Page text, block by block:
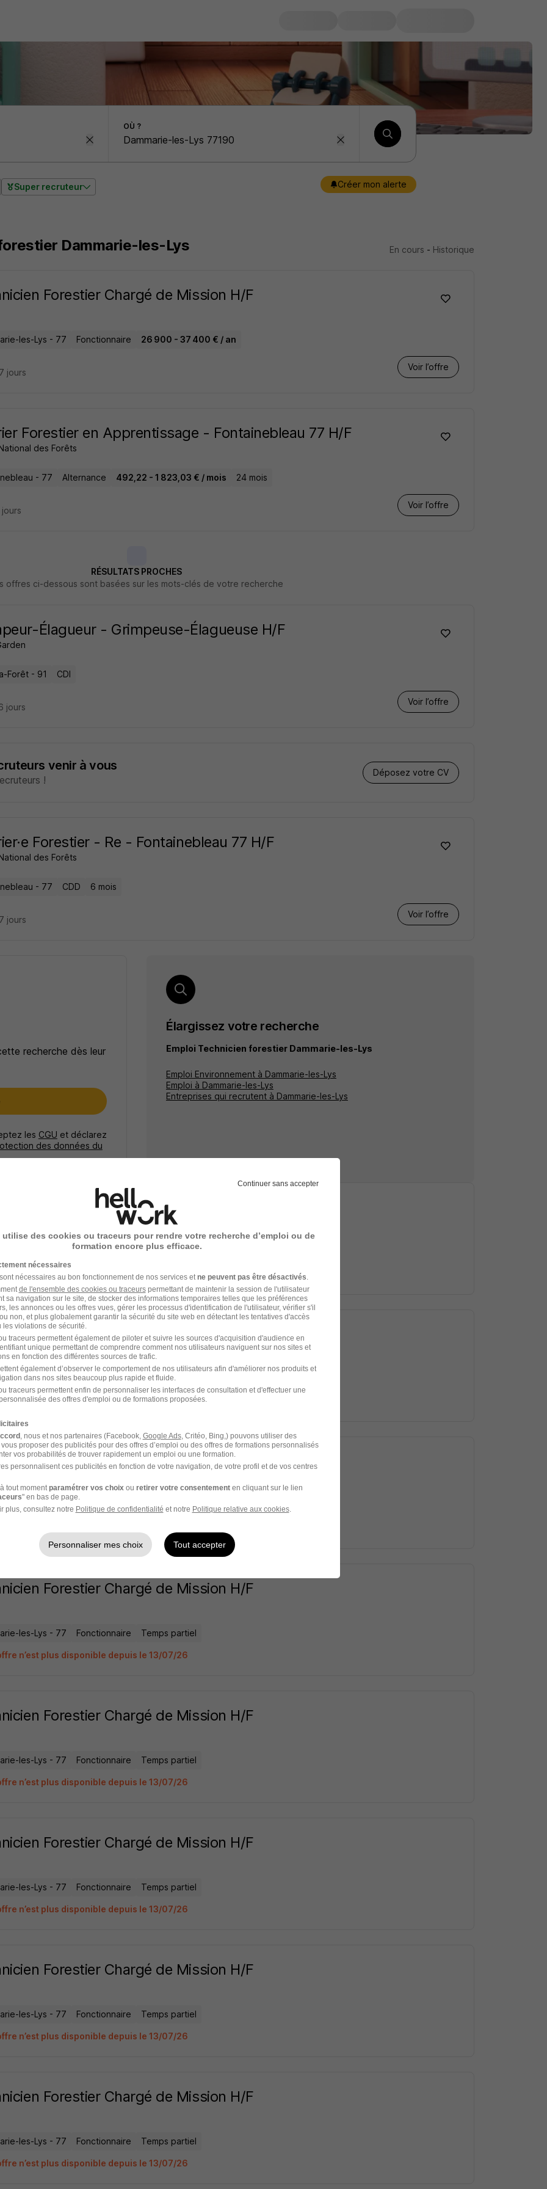
OÙ ?
Super recruteur Créer mon alerte
Dammarie-les-Lys En cours - Historique
Forestier Chargé de Mission H/F
les-Lys - 77 Fonctionnaire 26 900 - 37 400 € / an
Voir l’offre
jours
Forestier en Apprentissage - Fontainebleau 77 H/F
des Forêts
- 77 Alternance 492,22 - 1 823,03 € / mois 24 mois
Voir l’offre
RÉSULTATS PROCHES
offres ci-dessous sont basées sur les mots-clés de votre recherche
Élagueur - Grimpeuse-Élagueuse H/F
Forêt - 91 CDI
Voir l’offre
jours
venir à vous
!
Déposez votre CV
Forestier - Re - Fontainebleau 77 H/F
des Forêts
- 77 CDD 6 mois
Voir l’offre
jours
recherche dès leur
les CGU et déclarez
des données du
Élargissez votre recherche
Emploi Technicien forestier Dammarie-les-Lys
Emploi Environnement à Dammarie-les-Lys
Emploi à Dammarie-les-Lys
Entreprises qui recrutent à Dammarie-les-Lys
Forestier Chargé de Mission H/F
Fonctionnaire Temps partiel
n’est plus disponible depuis le 13/07/26
Forestier Chargé de Mission H/F
les-Lys - 77 Fonctionnaire Temps partiel
n’est plus disponible depuis le 13/07/26
Forestier Chargé de Mission H/F
les-Lys - 77 Fonctionnaire Temps partiel
Forestier Chargé de Mission H/F
les-Lys - 77 Fonctionnaire Temps partiel
n’est plus disponible depuis le 13/07/26
Forestier Chargé de Mission H/F
les-Lys - 77 Fonctionnaire Temps partiel
n’est plus disponible depuis le 13/07/26
Forestier Chargé de Mission H/F
les-Lys - 77 Fonctionnaire Temps partiel
n’est plus disponible depuis le 13/07/26
Forestier Chargé de Mission H/F
les-Lys - 77 Fonctionnaire Temps partiel
n’est plus disponible depuis le 13/07/26
Forestier Chargé de Mission H/F
les-Lys - 77 Fonctionnaire Temps partiel
n’est plus disponible depuis le 13/07/26
Continuer sans accepter
utilise des cookies ou traceurs pour rendre votre recherche d’emploi ou de
formation encore plus efficace.
nécessaires
nécessaires au bon fonctionnement de nos services et ne peuvent pas être désactivés
de l'ensemble des cookies ou traceurspermettant de maintenir la session de l'utilisateur
sa navigation sur le site, de stocker des informations temporaires telles que les préférences
les annonces ou les offres vues, gérer les processus d'identification de l'utilisateur, vérifier s'il
non, et plus globalement garantir la sécurité du site web en détectant les tentatives d'accès
violations de sécurité.
traceurs permettent également de piloter et suivre les sources d'acquisition d'audience en
unique permettant de comprendre comment nos utilisateurs naviguent sur nos sites et
en fonction des différentes sources de trafic.
également d’observer le comportement de nos utilisateurs afin d'améliorer nos produits et
dans nos sites beaucoup plus rapide et fluide.
traceurs permettent enfin de personnaliser les interfaces de consultation et d'effectuer une
des offres d'emploi ou de formations proposées.
, nous et nos partenaires (Facebook, Google Ads, Critéo, Bing,) pouvons utiliser des
proposer des publicités pour des offres d’emploi ou des offres de formations personnalisés
vos probabilités de trouver rapidement un emploi ou une formation.
personnalisent ces publicités en fonction de votre navigation, de votre profil et de vos centres
tout moment paramétrer vos choix ou retirer votre consentementen cliquant sur le lien
" en bas de page.
plus, consultez notre Politique de confidentialité et notre Politique relative aux cookies.
Personnaliser mes choix Tout accepter